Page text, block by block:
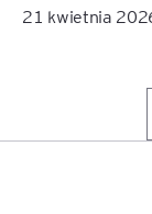
21 kwietnia